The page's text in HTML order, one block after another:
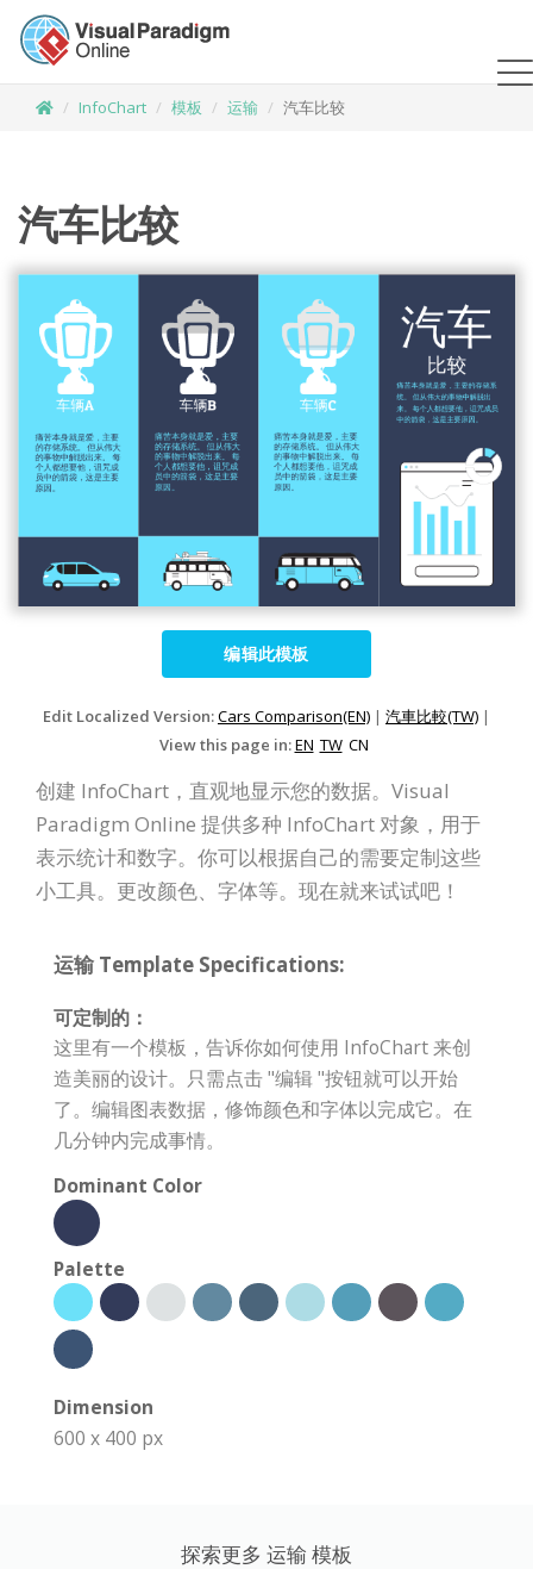
InfoChart 模板 运输 汽车比较
汽车比较
编辑此模板
Edit Localized Version:Cars Comparison(EN) | 汽車比較(TW) |
View this page in:EN TW CN
创建 InfoChart，直观地显示您的数据。Visual
Paradigm Online 提供多种 InfoChart 对象，用于
表示统计和数字。你可以根据自己的需要定制这些
小工具。更改颜色、字体等。现在就来试试吧！
运输 Template Specifications:
可定制的：
这里有一个模板，告诉你如何使用 InfoChart 来创
造美丽的设计。只需点击 "编辑 "按钮就可以开始
了。编辑图表数据，修饰颜色和字体以完成它。在
几分钟内完成事情。
Dominant Color
Palette
Dimension
600 x 400 px
探索更多 运输 模板